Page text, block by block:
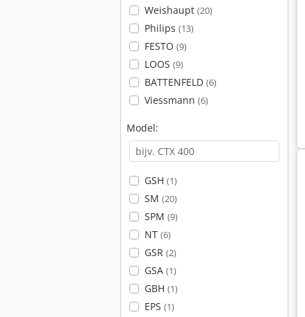
Weishaupt (20)
Philips (13)
FESTO (9)
LOOS (9)
BATTENFELD (6)
Viessmann (6)
Model:
GSH (1)
SM (20)
SPM (9)
NT (6)
GSR (2)
GSA (1)
GBH (1)
EPS (1)